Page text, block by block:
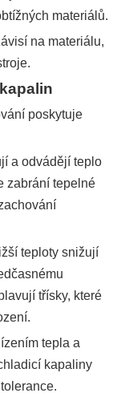
materiálů.
na materiálu,
poskytuje
a odvádějí teplo
zabrání tepelné
teploty snižují
třísky, které
tepla a
kapaliny